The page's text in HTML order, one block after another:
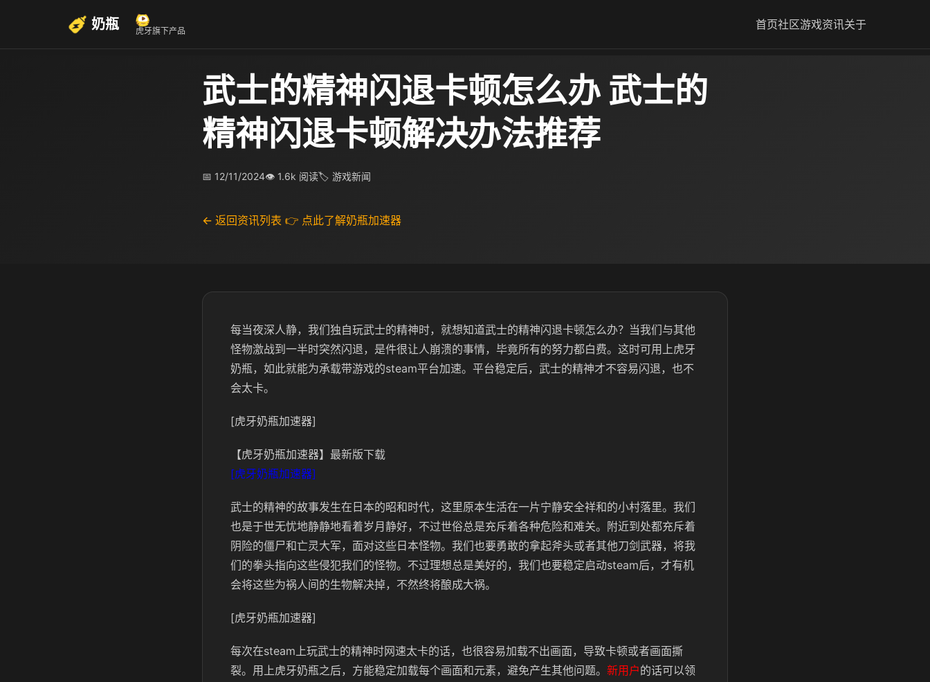
奶瓶 虎牙旗下产品 首页社区游戏资讯关于
武士的精神闪退卡顿怎么办 武士的
精神闪退卡顿解决办法推荐
📅 12/11/2024👁 1.6k 阅读🏷 游戏新闻
← 返回资讯列表 👉 点此了解奶瓶加速器
每当夜深人静，我们独自玩武士的精神时，就想知道武士的精神闪退卡顿怎么办？当我们与其他
怪物激战到一半时突然闪退，是件很让人崩溃的事情，毕竟所有的努力都白费。这时可用上虎牙
奶瓶，如此就能为承载带游戏的steam平台加速。平台稳定后，武士的精神才不容易闪退，也不
会太卡。
[虎牙奶瓶加速器]
【虎牙奶瓶加速器】最新版下载
[虎牙奶瓶加速器]
武士的精神的故事发生在日本的昭和时代，这里原本生活在一片宁静安全祥和的小村落里。我们
也是于世无忧地静静地看着岁月静好，不过世俗总是充斥着各种危险和难关。附近到处都充斥着
阴险的僵尸和亡灵大军，面对这些日本怪物。我们也要勇敢的拿起斧头或者其他刀剑武器，将我
们的拳头指向这些侵犯我们的怪物。不过理想总是美好的，我们也要稳定启动steam后，才有机
会将这些为祸人间的生物解决掉，不然终将酿成大祸。
[虎牙奶瓶加速器]
每次在steam上玩武士的精神时网速太卡的话，也很容易加载不出画面，导致卡顿或者画面撕
裂。用上虎牙奶瓶之后，方能稳定加载每个画面和元素，避免产生其他问题。 新用户的话可以领